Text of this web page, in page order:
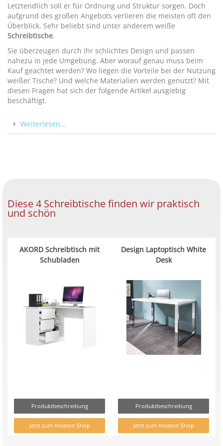
Letztendlich soll er für Ordnung und Struktur sorgen. Doch
aufgrund des großen Angebots verlieren die meisten oft den
Überblick. Sehr beliebt sind unter anderem weiße
Schreibtische.
Sie überzeugen durch ihr schlichtes Design und passen
nahezu in jede Umgebung. Aber worauf genau muss beim
Kauf geachtet werden? Wo liegen die Vorteile bei der Nutzung
weißer Tische? Und welche Materialien werden genutzt? Mit
diesen Fragen hat sich der folgende Artikel ausgiebig
beschäftigt.
Weiterlesen...
Diese 4 Schreibtische finden wir praktisch
und schön
AKORD Schreibtisch mit
Schubladen
Produktbeschreibung
Jetzt zum Amazon Shop
Design Laptoptisch White
Desk
Produktbeschreibung
Jetzt zum Amazon Shop